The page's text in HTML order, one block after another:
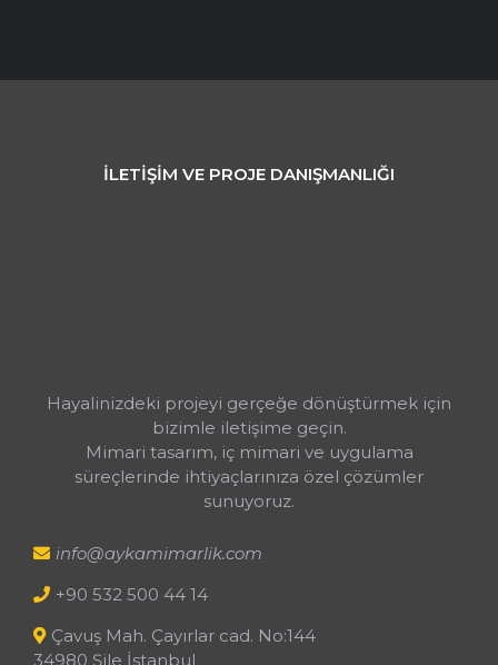
İLETİŞİM VE PROJE DANIŞMANLIĞI
Hayalinizdeki projeyi gerçeğe dönüştürmek için
bizimle iletişime geçin.
Mimari tasarım, iç mimari ve uygulama
süreçlerinde ihtiyaçlarınıza özel çözümler
sunuyoruz.
info@aykamimarlik.com
+90 532 500 44 14
Çavuş Mah. Çayırlar cad. No:144
34980 Şile İstanbul